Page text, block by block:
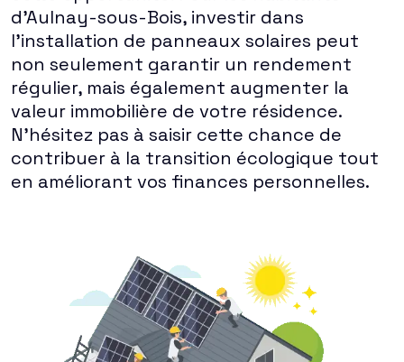
d'Aulnay-sous-Bois, investir dans
l'installation de panneaux solaires peut
non seulement garantir un rendement
régulier, mais également augmenter la
valeur immobilière de votre résidence.
N'hésitez pas à saisir cette chance de
contribuer à la transition écologique tout
en améliorant vos finances personnelles.